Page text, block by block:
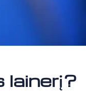
lainerį?